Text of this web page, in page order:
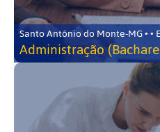
Santo
Administração